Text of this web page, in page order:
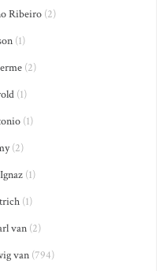
Ribeiro (2)
(1)
(2)
(1)
(1)
(2)
(1)
(1)
van (2)
van(794)